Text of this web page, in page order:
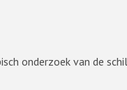
onderzoek van de